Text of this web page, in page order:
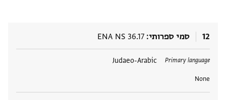
12 סמי ספרותי ENA NS 36.17
Primary language
Judaeo-Arabic
None
תגים